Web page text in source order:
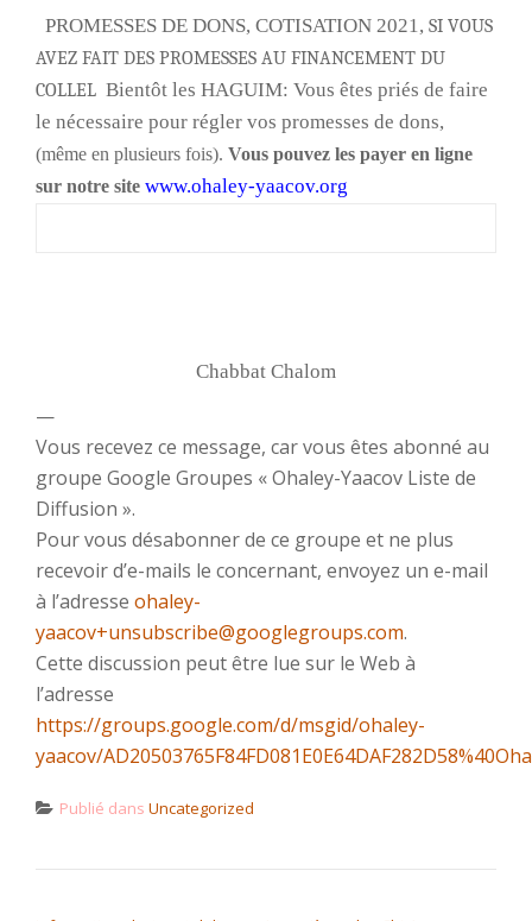
PROMESSES DE DONS, COTISATION 2021, SI VOUS
AVEZ FAIT DES PROMESSES AU FINANCEMENT DU
COLLEL Bientôt les HAGUIM: Vous êtes priés de faire
le nécessaire pour régler vos promesses de dons,
(même en plusieurs fois). Vous pouvez les payer en ligne
sur notre site www.ohaley-yaacov.org
Chabbat Chalom
—
Vous recevez ce message, car vous êtes abonné au
groupe Google Groupes « Ohaley-Yaacov Liste de
Diffusion ».
Pour vous désabonner de ce groupe et ne plus
recevoir d’e-mails le concernant, envoyez un e-mail
à l’adresse ohaley-
yaacov+unsubscribe@googlegroups.com.
Cette discussion peut être lue sur le Web à
l’adresse
https://groups.google.com/d/msgid/ohaley-
yaacov/
Publié dans Uncategorized